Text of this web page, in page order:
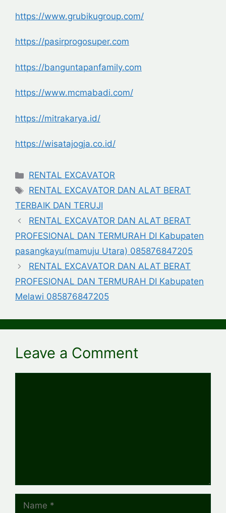
https://www.grubikugroup.com/
https://pasirprogosuper.com
https://banguntapanfamily.com
https://www.mcmabadi.com/
https://mitrakarya.id/
https://wisatajogja.co.id/
Categories
RENTAL EXCAVATOR
Tags
RENTAL EXCAVATOR DAN ALAT BERAT
TERBAIK DAN TERUJI
RENTAL EXCAVATOR DAN ALAT BERAT
PROFESIONAL DAN TERMURAH DI Kabupaten
pasangkayu(mamuju Utara) 085876847205
RENTAL EXCAVATOR DAN ALAT BERAT
PROFESIONAL DAN TERMURAH DI Kabupaten
Melawi 085876847205
Leave a Comment
Name